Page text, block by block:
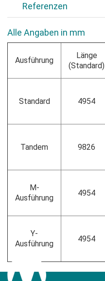
Referenzen
Alle Angaben in mm
Ausführung
Länge
(Standard)
Standard 4954
Tandem 9826
M-
Ausführung
4954
Y-
Ausführung
4954